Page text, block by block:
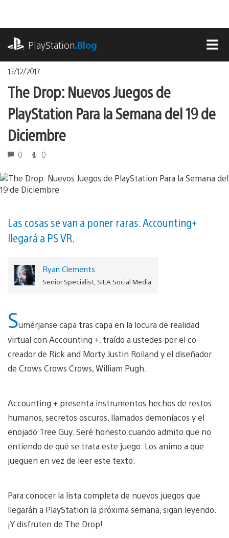
contenido
PlayStation.Blog
15/12/2017
The Drop: Nuevos Juegos de
PlayStation Para la Semana del 19 de
Diciembre
0 0
Las cosas se van a poner raras. Accounting+
llegará a PS VR.
Ryan Clements
Senior Specialist, SIEA Social Media
Sumérjanse capa tras capa en la locura de realidad
virtual con Accounting +, traído a ustedes por el co-
creador de Rick and Morty Justin Roiland y el diseñador
de Crows Crows Crows, William Pugh.
Accounting + presenta instrumentos hechos de restos
humanos, secretos oscuros, llamados demoníacos y el
enojado Tree Guy. Seré honesto cuando admito que no
entiendo de qué se trata este juego. Los animo a que
jueguen en vez de leer este texto.
Para conocer la lista completa de nuevos juegos que
llegarán a PlayStation la próxima semana, sigan leyendo.
¡Y disfruten de The Drop!